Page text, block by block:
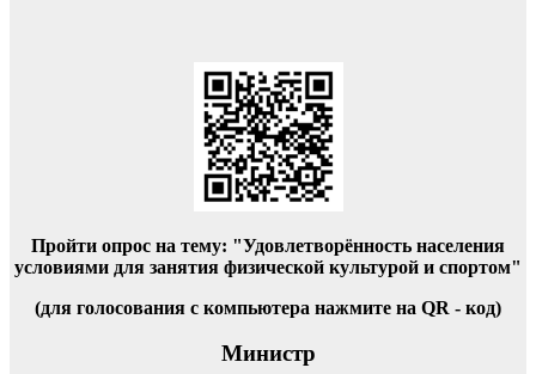
Пройти опрос на тему: "Удовлетворённость населения
условиями для занятия физической культурой и спортом"
(для голосования с компьютера нажмите на QR - код)
Министр